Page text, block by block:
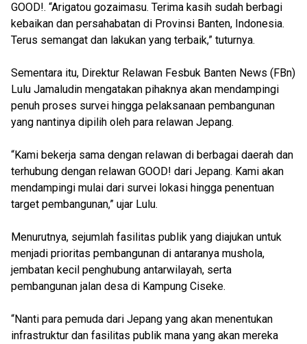
GOOD!. “Arigatou gozaimasu. Terima kasih sudah berbagi
kebaikan dan persahabatan di Provinsi Banten, Indonesia.
Terus semangat dan lakukan yang terbaik,” tuturnya.
Sementara itu, Direktur Relawan Fesbuk Banten News (FBn)
Lulu Jamaludin mengatakan pihaknya akan mendampingi
penuh proses survei hingga pelaksanaan pembangunan
yang nantinya dipilih oleh para relawan Jepang.
“Kami bekerja sama dengan relawan di berbagai daerah dan
terhubung dengan relawan GOOD! dari Jepang. Kami akan
mendampingi mulai dari survei lokasi hingga penentuan
target pembangunan,” ujar Lulu.
Menurutnya, sejumlah fasilitas publik yang diajukan untuk
menjadi prioritas pembangunan di antaranya mushola,
jembatan kecil penghubung antarwilayah, serta
pembangunan jalan desa di Kampung Ciseke.
“Nanti para pemuda dari Jepang yang akan menentukan
infrastruktur dan fasilitas publik mana yang akan mereka